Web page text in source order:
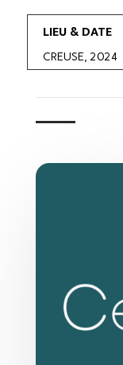
LIEU & DATE
CREUSE, 2024